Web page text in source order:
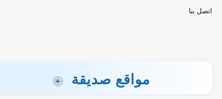
اتصل بنا
مواقع صديقة +